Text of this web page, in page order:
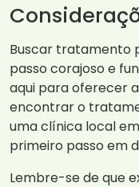
Buscar tratamento
passo corajoso e
aqui para oferecer
encontrar o
uma clínica local
primeiro passo em
Lembre-se de que